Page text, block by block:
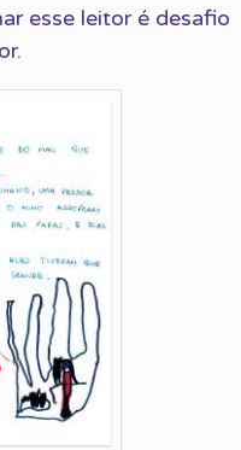
esse leitor é desafio